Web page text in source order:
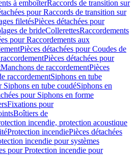
à emboîterRaccords de transition sur
pour Raccords de transition sur
filetésPièces détachées pour
de brideCollerettesRaccordements
pour Raccordements aux
Pièces détachées pour Coudes de
Pièces détachées pour
Manchons de raccordementPièces
raccordementSiphons en tube
Siphons en tube coudéSiphons en
pour Siphons en forme
Fixations pour
Boîtiers de
incendie, protection acoustique
Protection incendiePièces détachées
incendie pour systèmes
pour Protection incendie pour